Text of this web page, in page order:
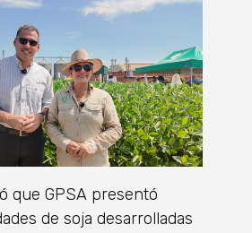
que GPSA presentó
de soja desarrolladas